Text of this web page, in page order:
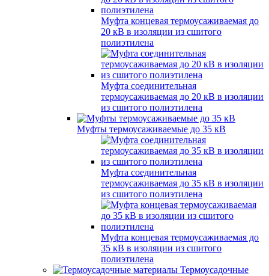
Муфта концевая термоусаживаемая до
20 кВ в изоляции из сшитого
полиэтилена
Муфта соединительная
термоусаживаемая до 20 кВ в изоляции
из сшитого полиэтилена
Муфты термоусаживаемые до 35 кВ
Муфта соединительная
термоусаживаемая до 35 кВ в изоляции
из сшитого полиэтилена
Муфта концевая термоусаживаемая до
35 кВ в изоляции из сшитого
полиэтилена
Термоусадочные